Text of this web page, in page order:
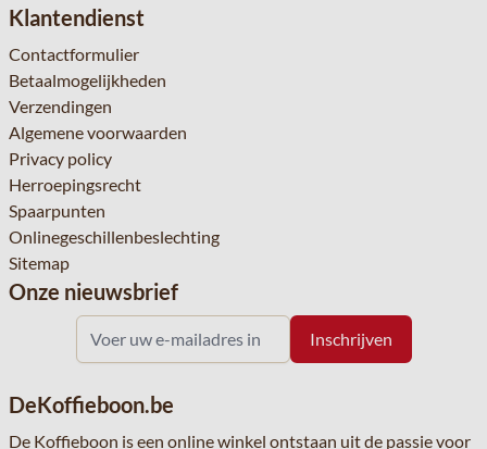
Klantendienst
Contactformulier
Betaalmogelijkheden
Verzendingen
Algemene voorwaarden
Privacy policy
Herroepingsrecht
Spaarpunten
Onlinegeschillenbeslechting
Sitemap
Onze nieuwsbrief
DeKoffieboon.be
De Koffieboon is een online winkel ontstaan uit de passie voor